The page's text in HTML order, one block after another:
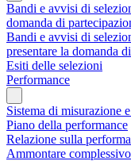
Bandi e avvisi di
domanda di
Bandi e avvisi di
presentare la domanda
Esiti delle selezioni
Performance
Sistema di misurazione
Piano della performance
Relazione sulla
Ammontare